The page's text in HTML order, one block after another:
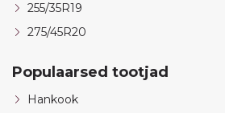
255/35R19
275/45R20
Populaarsed tootjad
Hankook